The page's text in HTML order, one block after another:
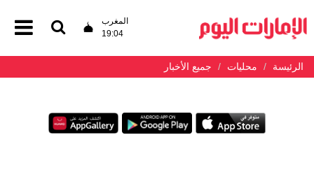
المغرب
19:04
الرئيسة محليات جميع الأخبار